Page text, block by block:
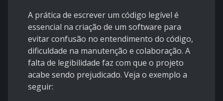
A prática de escrever um código legível é
essencial na criação de um software para
evitar confusão no entendimento do código,
dificuldade na manutenção e colaboração. A
falta de legibilidade faz com que o projeto
acabe sendo prejudicado. Veja o exemplo a
seguir: